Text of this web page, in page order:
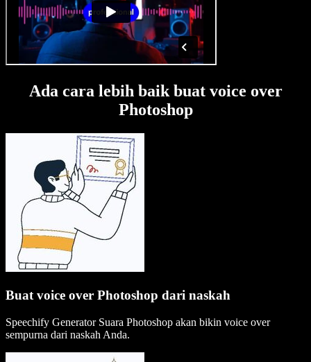
Ada cara lebih baik buat voice over
Photoshop
Buat voice over Photoshop dari naskah
Speechify Generator Suara Photoshop akan bikin voice over
sempurna dari naskah Anda.